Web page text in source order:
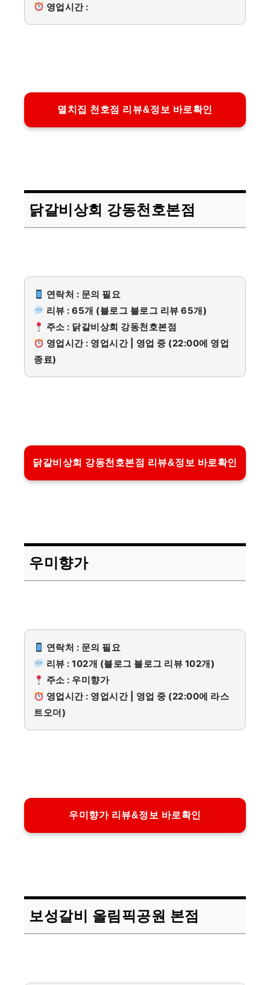
영업시간 :
멸치집 천호점 리뷰&정보 바로확인
닭갈비상회 강동천호본점
연락처 : 문의 필요
리뷰 : 65개 (블로그 블로그 리뷰 65개)
주소 : 닭갈비상회 강동천호본점
영업시간 : 영업시간 | 영업 중 (22:00에 영업
종료)
닭갈비상회 강동천호본점 리뷰&정보 바로확인
우미향가
연락처 : 문의 필요
리뷰 : 102개 (블로그 블로그 리뷰 102개)
주소 : 우미향가
영업시간 : 영업시간 | 영업 중 (22:00에 라스
트오더)
우미향가 리뷰&정보 바로확인
보성갈비 올림픽공원 본점